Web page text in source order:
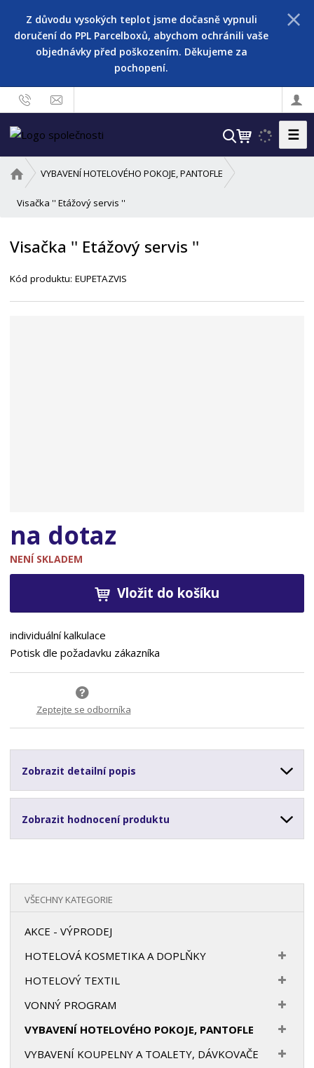
Z důvodu vysokých teplot jsme dočasně vypnuli
doručení do PPL Parcelboxů, abychom ochránili vaše
objednávky před poškozením. Děkujeme za
pochopení.
V
☰
v
o
í
t
VYBAVENÍ HOTELOVÉHO POKOJE, PANTOFLE
Visačka '' Etážový servis ''
Visačka '' Etážový servis ''
Kód produktu:EUPETAZVIS
na dotaz
NENÍ SKLADEM
Vložit do košíku
individuální kalkulace
Potisk dle požadavku zákazníka
Zeptejte se odborníka
Zobrazit detailní popis
Zobrazit hodnocení produktu
VŠECHNY KATEGORIE
AKCE - VÝPRODEJ
HOTELOVÁ KOSMETIKA A DOPLŇKY
HOTELOVÝ TEXTIL
VONNÝ PROGRAM
VYBAVENÍ HOTELOVÉHO POKOJE, PANTOFLE
VYBAVENÍ KOUPELNY A TOALETY, DÁVKOVAČE